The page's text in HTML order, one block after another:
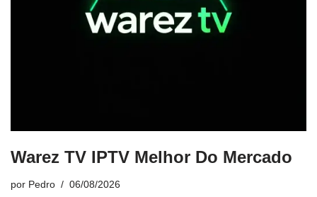
Warez TV IPTV Melhor Do Mercado
por Pedro 06/08/2026